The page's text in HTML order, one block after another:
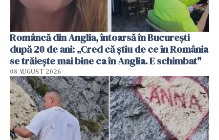
Româncă din Anglia, întoarsă în București
după 20 de ani: „Cred că știu de ce în România
se trăiește mai bine ca în Anglia. E schimbat"
08 AUGUST 2026